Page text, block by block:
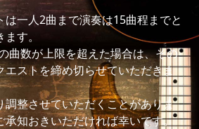
は一人2曲まで演奏は15曲程までと
す。
曲数が上限を超えた場合は、その
エストを締め切らせていただきま
調整させていただくことがありま
承知おきいただければ幸いです。